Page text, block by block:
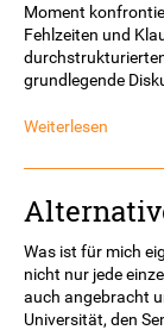
Moment
Fehlzeiten und
grundlegende
Weiterlesen
Was ist für mich
nicht nur jede
auch angebracht
Universität, den